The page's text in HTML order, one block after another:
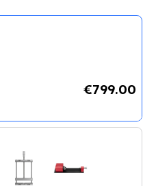
€799.00
double tube à vide CNC